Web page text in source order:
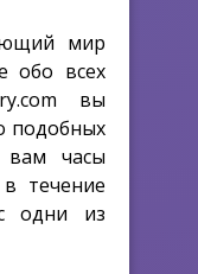
мир
обо всех
вы
подобных
вам часы
в течение
одни из